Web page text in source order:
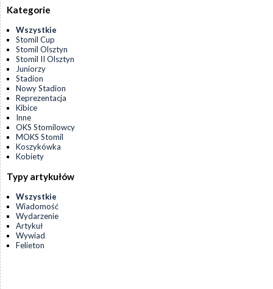
Kategorie
Wszystkie
Stomil Cup
Stomil Olsztyn
Stomil II Olsztyn
Juniorzy
Stadion
Nowy Stadion
Reprezentacja
Kibice
Inne
OKS Stomilowcy
MOKS Stomil
Koszykówka
Kobiety
Typy artykułów
Wszystkie
Wiadomość
Wydarzenie
Artykuł
Wywiad
Felieton